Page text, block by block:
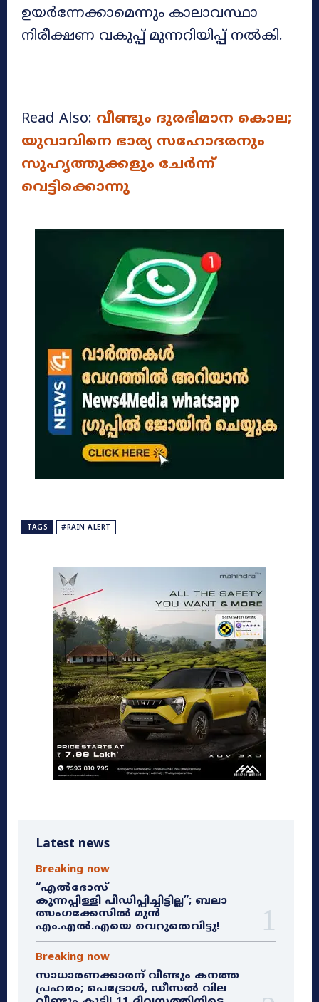
ഉയർന്നേക്കാമെന്നും കാലാവസ്ഥാ
നിരീക്ഷണ വകുപ്പ് മുന്നറിയിപ്പ് നൽകി.
Read Also: വീണ്ടും ദുരഭിമാന കൊല;
യുവാവിനെ ഭാര്യ സഹോദരനും
സുഹൃത്തുക്കളും ചേർന്ന്
വെട്ടിക്കൊന്നു
TAGS #RAIN ALERT
Latest news
Breaking now
“എൽദോസ്
കുന്നപ്പിള്ളി പീഡിപ്പിച്ചിട്ടില്ല”; ബലാ
ത്സംഗക്കേസിൽ മുൻ
എം.എൽ.എയെ വെറുതെവിട്ടു!
Breaking now
സാധാരണക്കാരന് വീണ്ടും കനത്ത
പ്രഹരം; പെട്രോൾ, ഡീസൽ വില